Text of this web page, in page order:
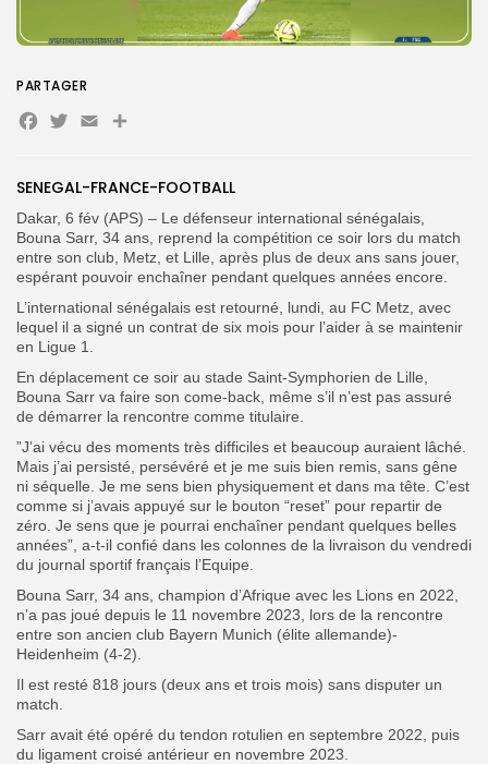
FR
SENEGAL-FRANCE-FOOTBALL
Dakar, 6 fév (APS) – Le défenseur international sénégalais,
Bouna Sarr, 34 ans, reprend la compétition ce soir lors du match
entre son club, Metz, et Lille, après plus de deux ans sans jouer,
espérant pouvoir enchaîner pendant quelques années encore.
L’international sénégalais est retourné, lundi, au FC Metz, avec
lequel il a signé un contrat de six mois pour l’aider à se maintenir
en Ligue 1.
En déplacement ce soir au stade Saint-Symphorien de Lille,
Bouna Sarr va faire son come-back, même s’il n’est pas assuré
de démarrer la rencontre comme titulaire.
”J’ai vécu des moments très difficiles et beaucoup auraient lâché.
Mais j’ai persisté, persévéré et je me suis bien remis, sans gêne
ni séquelle. Je me sens bien physiquement et dans ma tête. C’est
comme si j’avais appuyé sur le bouton “reset” pour repartir de
zéro. Je sens que je pourrai enchaîner pendant quelques belles
années”, a-t-il confié dans les colonnes de la livraison du vendredi
du journal sportif français l’Equipe.
Bouna Sarr, 34 ans, champion d’Afrique avec les Lions en 2022,
n’a pas joué depuis le 11 novembre 2023, lors de la rencontre
entre son ancien club Bayern Munich (élite allemande)-
Heidenheim (4-2).
Il est resté 818 jours (deux ans et trois mois) sans disputer un
match.
Sarr avait été opéré du tendon rotulien en septembre 2022, puis
du ligament croisé antérieur en novembre 2023.
PARTAGER
Facebook
Twitter
EmailPartager